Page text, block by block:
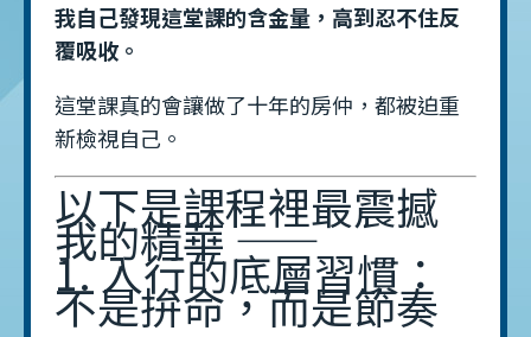
我自己發現這堂課的含金量，高到忍不住反
覆吸收。
這堂課真的會讓做了十年的房仲，都被迫重
新檢視自己。
以下是課程裡最震撼
我的精華 ——
1. 入行的底層習慣：
不是拚命，而是節奏